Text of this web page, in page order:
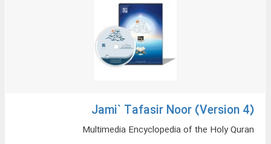
Jami` Tafasir Noor (Version 4)
Multimedia Encyclopedia of the Holy Quran